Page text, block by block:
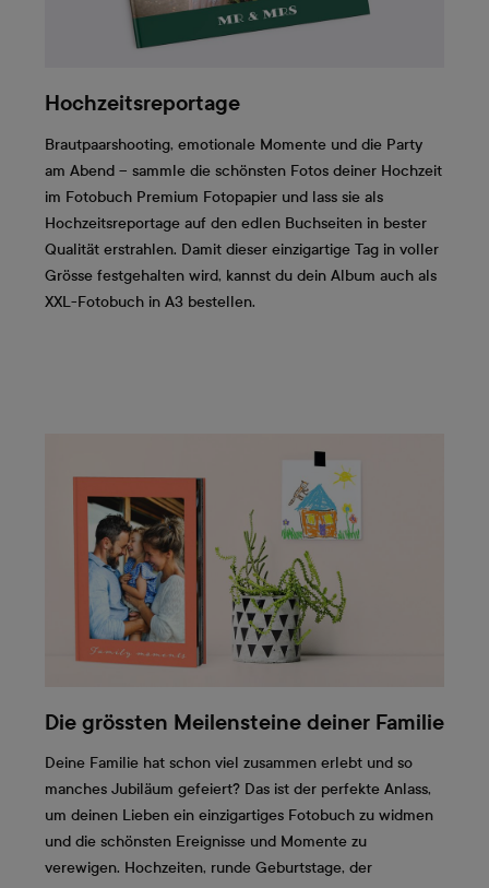
Hochzeitsreportage
Brautpaarshooting, emotionale Momente und die Party
am Abend – sammle die schönsten Fotos deiner Hochzeit
im Fotobuch Premium Fotopapier und lass sie als
Hochzeitsreportage auf den edlen Buchseiten in bester
Qualität erstrahlen. Damit dieser einzigartige Tag in voller
Grösse festgehalten wird, kannst du dein Album auch als
XXL-Fotobuch in A3 bestellen.
Die grössten Meilensteine deiner Familie
Deine Familie hat schon viel zusammen erlebt und so
manches Jubiläum gefeiert? Das ist der perfekte Anlass,
um deinen Lieben ein einzigartiges Fotobuch zu widmen
und die schönsten Ereignisse und Momente zu
verewigen. Hochzeiten, runde Geburtstage, der